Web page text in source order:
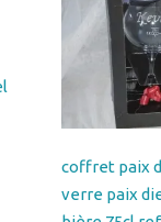
coffret paix
verre paix
bière 75cl ref
50.00€